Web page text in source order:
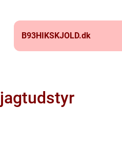
B93HIKSKJOLD.dk
jagtudstyr